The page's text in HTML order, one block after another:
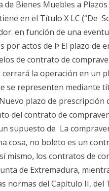
de Bienes Muebles a
en el Título X LC (“De
en función de una
por actos de Þ El plazo de
de contrato de
la operación en un
se representen mediante
plazo de
del contrato de
supuesto de La
cosa, no boleto es un
mismo, los contratos de
de Extremadura,
normas del Capítulo II, del